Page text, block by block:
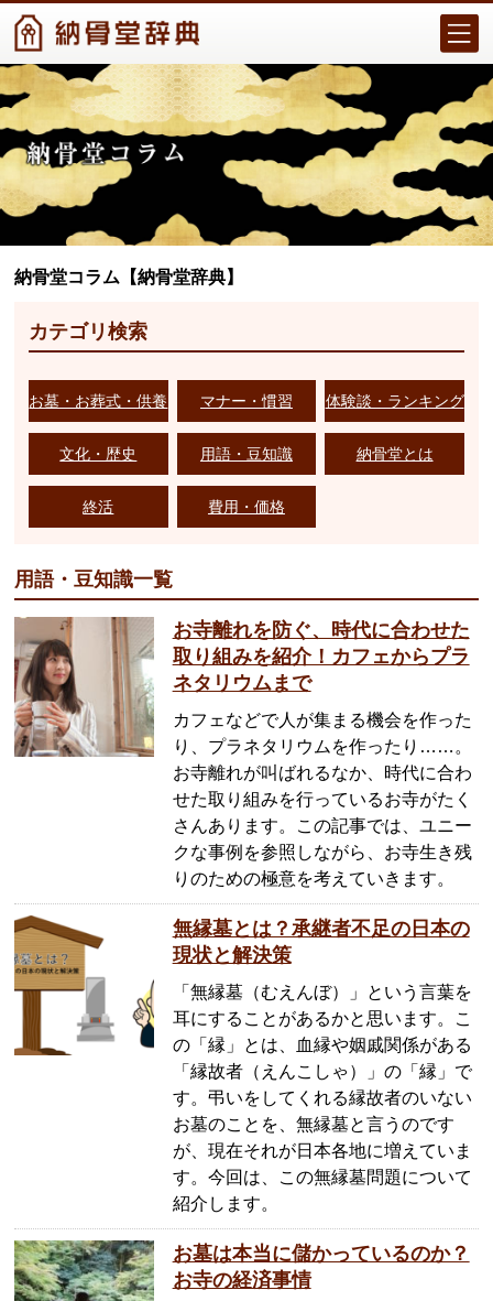
納骨堂コラム【納骨堂辞典】
カテゴリ検索
お墓・お葬式・供養 マナー・慣習 体験談・ランキング
文化・歴史 用語・豆知識 納骨堂とは
終活 費用・価格
用語・豆知識一覧
お寺離れを防ぐ、時代に合わせた
取り組みを紹介！カフェからプラ
ネタリウムまで
カフェなどで人が集まる機会を作った
り、プラネタリウムを作ったり……。
お寺離れが叫ばれるなか、時代に合わ
せた取り組みを行っているお寺がたく
さんあります。この記事では、ユニー
クな事例を参照しながら、お寺生き残
りのための極意を考えていきます。
無縁墓とは？承継者不足の日本の
現状と解決策
「無縁墓（むえんぼ）」という言葉を
耳にすることがあるかと思います。こ
の「縁」とは、血縁や姻戚関係がある
「縁故者（えんこしゃ）」の「縁」で
す。弔いをしてくれる縁故者のいない
お墓のことを、無縁墓と言うのです
が、現在それが日本各地に増えていま
す。今回は、この無縁墓問題について
紹介します。
お墓は本当に儲かっているのか？
お寺の経済事情